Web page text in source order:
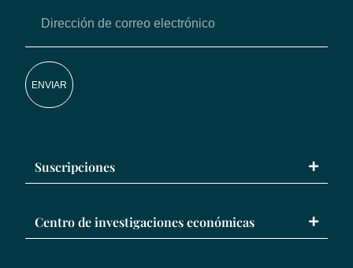
ENVIAR
Suscripciones
Centro de investigaciones económicas